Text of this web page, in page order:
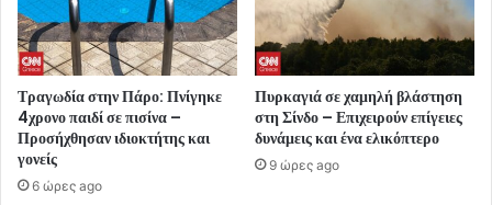
Τραγωδία στην Πάρο: Πνίγηκε
4χρονο παιδί σε πισίνα –
Προσήχθησαν ιδιοκτήτης και
γονείς
6 ώρες ago
Πυρκαγιά σε χαμηλή βλάστηση
στη Σίνδο – Επιχειρούν επίγειες
δυνάμεις και ένα ελικόπτερο
9 ώρες ago